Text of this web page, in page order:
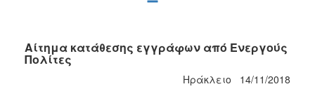
ΕΠΙΣΚΕΠΤΗΣ
Aίτημα κατάθεσης εγγράφων από Ενεργούς
Πολίτες
Ηράκλειο 14/11/2018